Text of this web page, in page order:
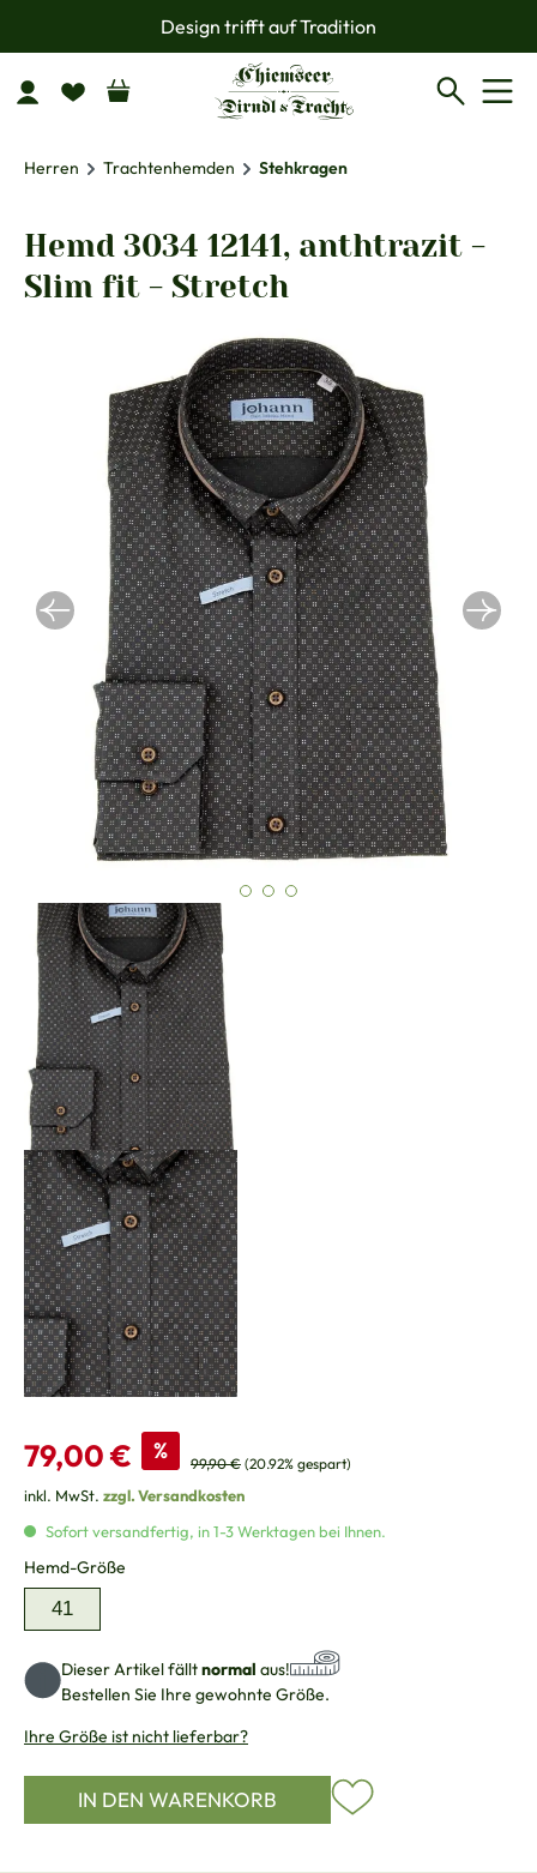
Zum Hauptinhalt springenDesign trifft auf Tradition
Herren Trachtenhemden Stehkragen
Hemd 3034 12141, anthtrazit -
Slim fit - Stretch
Verkaufspreis:
79,00 € % Regulärer Preis:
99,90 € (20.92% gespart)
inkl. MwSt. zzgl. Versandkosten
Sofort versandfertig, in 1-3 Werktagen bei Ihnen.
Hemd-Größe
41
Dieser Artikel fälltnormal aus!
Bestellen Sie Ihre gewohnte Größe.
Ihre Größe ist nicht lieferbar?
IN DEN WARENKORB